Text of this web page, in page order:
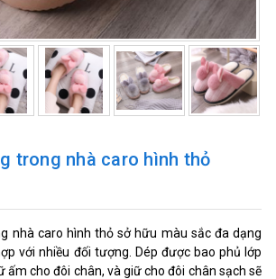
trong nhà caro hình thỏ
nhà caro hình thỏ sở hữu màu sắc đa dạng
với nhiều đối tượng. Dép được bao phủ lớp
ấm cho đôi chân, và giữ cho đôi chân sạch sẽ